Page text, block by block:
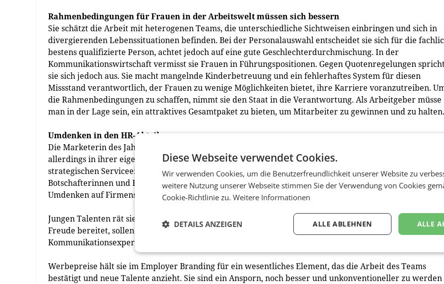
Rahmenbedingungen für Frauen in der Arbeitswelt müssen sich bessern
Sie schätzt die Arbeit mit heterogenen Teams, die unterschiedliche Sichtweisen einbringen und sich in
divergierenden Lebenssituationen befinden. Bei der Personalauswahl entscheidet sie sich für die
bestens qualifizierte Person, achtet jedoch auf eine gute Geschlechterdurchmischung. In der
Kommunikationswirtschaft vermisst sie Frauen in Führungspositionen. Gegen Quotenregelungen
sie sich jedoch aus. Sie macht mangelnde Kinderbetreuung und ein fehlerhaftes System für diesen
Missstand verantwortlich, der Frauen zu wenige Möglichkeiten bietet, ihre Karriere voranzutreiben.
die Rahmenbedingungen zu schaffen, nimmt sie den Staat in die Verantwortung. Als Arbeitgeber müsse
man in der Lage sein, ein attraktives Gesamtpaket zu bieten, um Mitarbeiter zu gewinnen und zu halten.
Umdenken in den HR-Abteilungen
Die Marketerin des Jahres wurde in ihrer Laufbahn häufig von Firmen geholt, um Probleme zu lösen –
allerdings in ihrer eigenen Entwicklung selbst wenig gefördert. „HR-Abteilungen müssen sich zu
strategischen Serviceeinrichtung entwickeln, um Mitarbeiterinnen und Mitarbeiter zu binden und sie
Botschafterinnen und Botschaftern für das eigene Unternehmen im ‚War for Talents‘ zu machen. Das
Umdenken auf Firmenseite wird der Knackpunkt in den nächsten Jahren“, ist Unger-Posch überzeugt.
Jungen Talenten rät sie, gut zu machen, was sie tun, oder sich anders zu entscheiden. Wenn ein Job
Freude bereitet, sollen sie nicht vor einer Veränderung zurückschrecken. Angehenden
Kommunikationsexperten empfiehlt sie mehr Einsatzbereitschaft – „es darf auch ein Bisserl mehr sein!“
Werbepreise hält sie im Employer Branding für ein wesentliches Element, das die Arbeit des Teams
bestätigt und neue Talente anzieht. Sie sind ein Ansporn, noch besser und unkonventioneller zu werden
Diese Webseite verwendet Cookies.
Wir verwenden Cookies, um die Benutzerfreundlichkeit unserer Website zu
weitere Nutzung unserer Webseite stimmen Sie der Verwendung von Cookies
Cookie-Richtlinie zu. Weitere Informationen
ALLE
ALLE ABLEHNEN
DETAILS ANZEIGEN